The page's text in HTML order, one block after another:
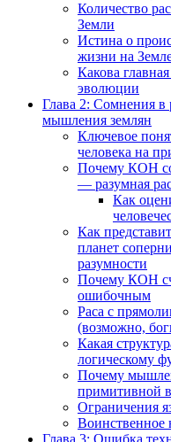
Количество
Земли
Истина о
жизни на
Какова
эволюции
Глава 2: Сомнения в
мышления землян
Ключевое
человека на
Почему КОН
— разумная
Как
Как
планет
разумности
Почему КОН
ошибочным
Раса с
(возможно,
Какая
логическому
Почему
примитивной
Ограничения
Воинственное
Глава 3: Ошибка